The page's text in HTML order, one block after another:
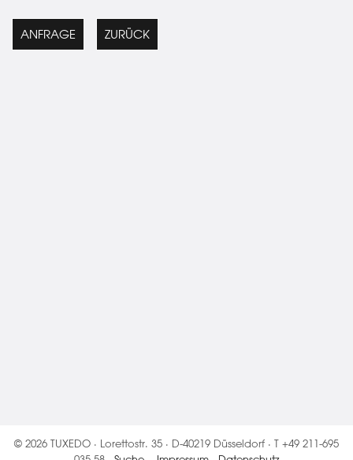
ANFRAGE ZURÜCK
© 2026 TUXEDO · Lorettostr. 35 · D-40219 Düsseldorf · T +49 211-695